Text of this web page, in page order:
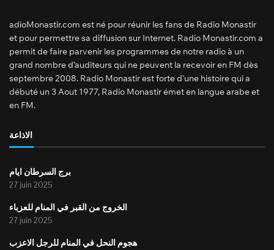
adioMonastir.com est né pour réunir les fans de Radio Monastir
et pour permettre sa diffusion sur Internet. Radio Monastir.com a
permit de faire parvenir les programmes de notre radio à un
grand nombre d’auditeurs qui ne peuvent la recevoir en FM dès
septembre 2008. Radio Monastir est forte d’une histoire qui a
débuté un 3 Aout 1977, Radio Monastir émet en langue arabe et
en FM.
الاذاعة
برج السرطان ايام
27 juin 2025
الخروج من القبر في المنام للعزباء
27 juin 2025
هجوم النحل في المنام للرجل الاعزب